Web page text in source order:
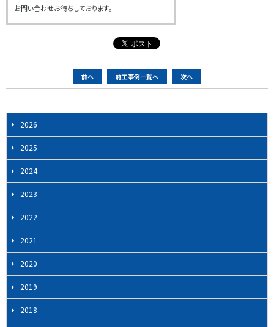
お問い合わせお待ちしております。
ー
ナ
ビ
ゲ
ー
シ
ョ
ン
前へ 施工事例一覧へ 次へ
2026
2025
2024
2023
2022
2021
2020
2019
2018